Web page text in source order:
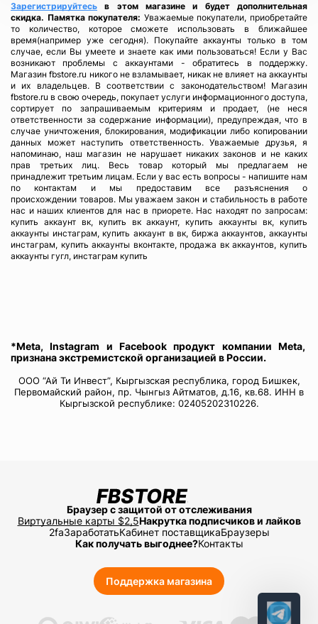
Зарегистрируйтесь
в этом магазине и будет дополнительная
скидка. Памятка покупателя: Уважаемые покупатели, приобретайте
то количество, которое сможете использовать в ближайшее
время(например уже сегодня). Покупайте аккаунты только в том
случае, если Вы умеете и знаете как ими пользоваться! Если у Вас
возникают проблемы с аккаунтами - обратитесь в поддержку.
Магазин fbstore.ru никого не взламывает, никак не влияет на аккаунты
и их владельцев. В соответствии с законодательством! Магазин
fbstore.ru в свою очередь, покупает услуги информационного доступа,
сортирует по запрашиваемым критериям и продает, (не неся
ответственности за содержание информации), предупреждая, что в
случае уничтожения, блокирования, модификации либо копировании
данных может наступить ответственность. Уважаемые друзья, я
напоминаю, наш магазин не нарушает никаких законов и не каких
прав третьих лиц. Весь товар который мы предлагаем не
принадлежит третьим лицам. Если у вас есть вопросы - напишите нам
по контактам и мы предоставим все разъяснения о
происхождении товаров. Мы уважаем закон и стабильность в работе
нас и наших клиентов для нас в приорете. Нас находят по запросам:
купить аккаунт вк, купить вк аккаунт, купить аккаунты вк, купить
аккаунты инстаграм, купить аккаунт в вк, биржа аккаунтов, аккаунты
инстаграм, купить аккаунты вконтакте, продажа вк аккаунтов, купить
аккаунты гугл, инстаграм купить
*Meta, Instagram и Facebook продукт компании Meta,
признана экстремистской организацией в России.
ООО “Ай Ти Инвест”, Кыргызская республика, город Бишкек,
Первомайский район, пр. Чынгыз Айтматов, д.16, кв.68. ИНН в
Кыргызской республике: 02405202310226.
Браузер с защитой от отслеживания
Виртуальные карты $2,5Накрутка подписчиков и лайков
2faЗаработатьКабинет поставщикаБраузеры
Как получать выгоднее?Контакты
Поддержка магазина